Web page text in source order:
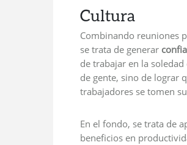
Cultura
Combinando reuniones
se trata de generar
de trabajar en la
de gente, sino de lograr
trabajadores se tomen
En el fondo, se trata de
beneficios en